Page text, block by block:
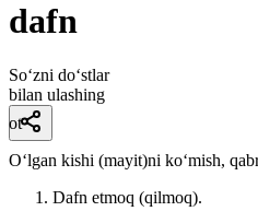
dafn
So‘zni do‘stlar
bilan ulashing
ot
Oʻlgan kishi (mayit)ni koʻmish,
Dafn etmoq (qilmoq).